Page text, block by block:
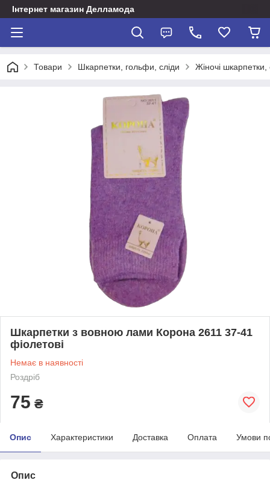
Інтернет магазин Делламода
Товари Шкарпетки, гольфи, сліди Жіночі шкарпетки,
Шкарпетки з вовною лами Корона 2611 37-41
фіолетові
Немає в наявності
Роздріб
75 ₴
Опис Характеристики Доставка Оплата Умови
Опис